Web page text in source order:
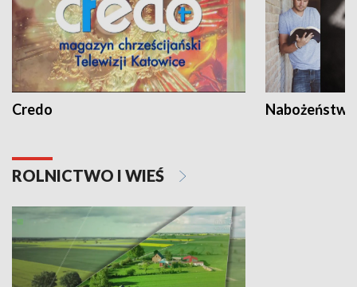
Credo
ROLNICTWO I WIEŚ